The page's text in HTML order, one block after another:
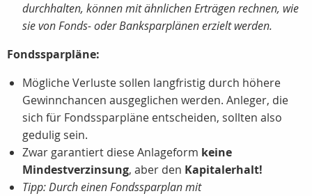
durchhalten, können mit ähnlichen Erträgen rechnen, wie
sie von Fonds- oder Banksparplänen erzielt werden.
Fondssparpläne:
Mögliche Verluste sollen langfristig durch höhere
Gewinnchancen ausgeglichen werden. Anleger, die
sich für Fondssparpläne entscheiden, sollten also
gedulig sein.
Zwar garantiert diese Anlageform keine
Mindestverzinsung, aber den Kapitalerhalt!
Tipp: Durch einen Fondssparplan mit